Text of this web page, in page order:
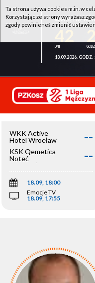
WKK ACTIVE
18.09.2026, GODZ.
WKK Active
Hotel Wrocław
--
KSK Qemetica
Noteć
Inowrocław
--
18.09, 18:00
Emocje TV
18.09, 17:55
Ta strona używa cookies m.in. w
Korzystając ze strony wyrażasz
zgody powinieneś zmienić